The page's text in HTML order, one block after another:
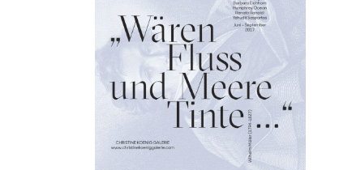
23 Jun 2017 - 7 Sep 2017